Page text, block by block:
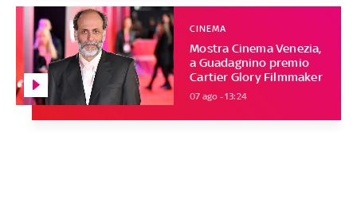
Mostra Cinema Venezia,
a Guadagnino premio
Cartier Glory Filmmaker
CINEMA
07 ago - 13:24